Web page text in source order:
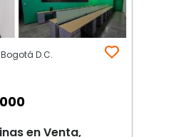
Bogotá D.C.
en Venta,